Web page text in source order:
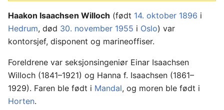
Haakon Isaachsen Willoch (født 14. oktober 1896 i
Hedrum, død 30. november 1955 i Oslo) var
kontorsjef, disponent og marineoffiser.
Foreldrene var seksjonsingeniør Einar Isaachsen
Willoch (1841–1921) og Hanna f. Isaachsen (1861–
1929). Faren ble født i Mandal, og moren ble født i
Horten.